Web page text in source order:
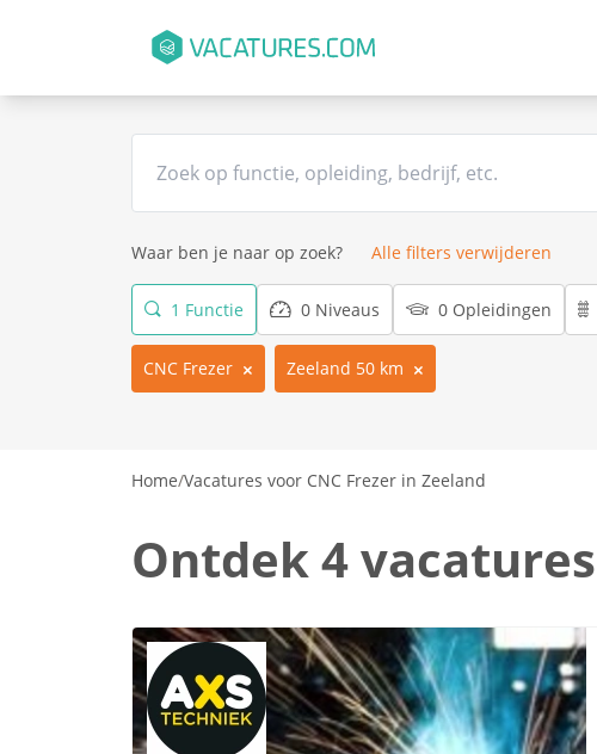
Waar ben je naar op zoek? Alle filters verwijderen
1 Functie 0 Niveaus 0 Opleidingen
CNC Frezer Zeeland 50 km
Home/Vacatures voor CNC Frezer in Zeeland
Ontdek 4 vacatures